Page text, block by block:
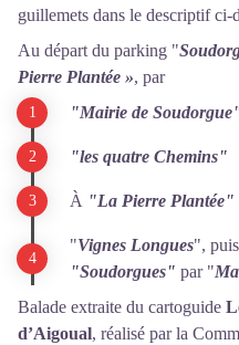
guillemets dans le descriptif ci-
Au départ du parking "
Pierre Plantée », par
"Mairie de
"les quatre Chemins"
À "La Pierre Plantée"
"Vignes Longues",
"Soudorgues" par "
Balade extraite du cartoguide
d’Aigoual, réalisé par la